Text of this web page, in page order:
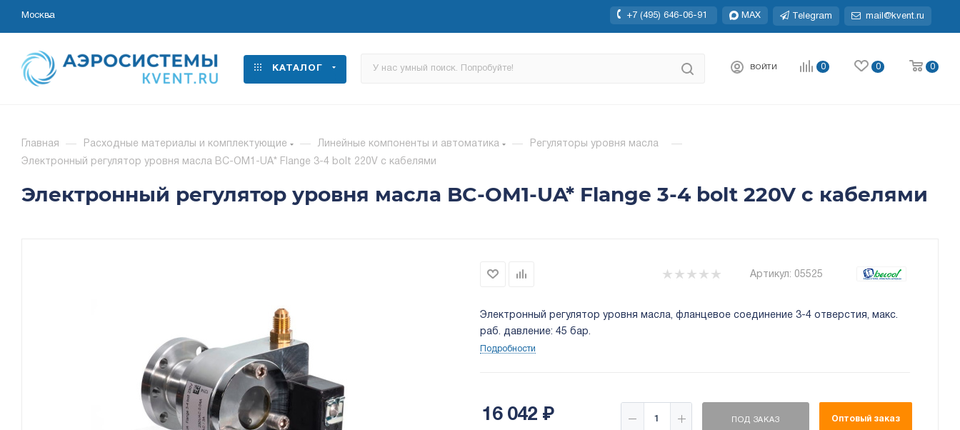
Москва +7 (495) 646-06-91 MAX Telegram mail@kvent.ru
КАТАЛОГ ВОЙТИ 0 0 0
Главная — Расходные материалы и комплектующие — Линейные компоненты и автоматика — Регуляторы уровня масла —
Электронный регулятор уровня масла BC-OM1-UA* Flange 3-4 bolt 220V с кабелями
Электронный регулятор уровня масла BC-OM1-UA* Flange 3-4 bolt 220V с кабелями
Артикул: 05525
Электронный регулятор уровня масла, фланцевое соединение 3-4 отверстия, макс.
раб. давление: 45 бар.
Подробности
16 042 ₽ ПОД ЗАКАЗ Оптовый заказ